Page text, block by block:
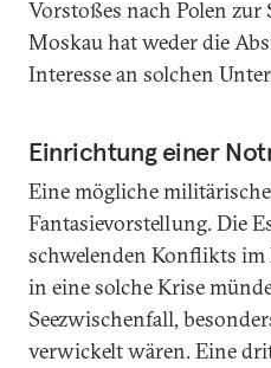
Vorstoßes nach Polen zur
Moskau hat weder die
Interesse an solchen
Einrichtung einer
Eine mögliche
Fantasievorstellung. Die
schwelenden Konflikts
in eine solche Krise
Seezwischenfall,
verwickelt wären. Eine